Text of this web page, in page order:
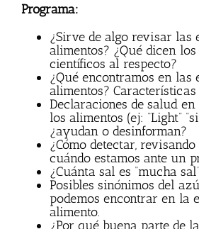
Programa:
¿Sirve de algo revisar las
alimentos? ¿Qué dicen
científicos al respecto?
¿Qué encontramos en las
alimentos?
Declaraciones de salud
los alimentos (ej: “Light”
¿ayudan o desinforman?
¿Cómo detectar,
cuándo estamos ante un
¿Cuánta sal es “mucha
Posibles sinónimos del
podemos encontrar en la
alimento.
¿Por qué buena parte de